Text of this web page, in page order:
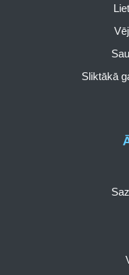
Sliktākā